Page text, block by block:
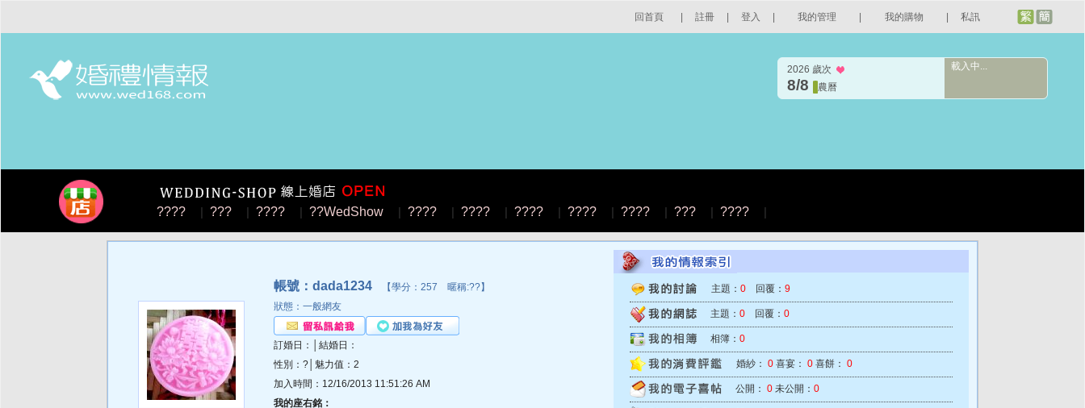
回首頁 註冊 登入 我的管理 我的購物 私訊
2026 歲次
8/8 農曆
載入中...
???? | ??? | ???? | ??WedShow | ???? | ???? | ???? | ???? | ???? | ??? | ???? |
帳號：dada1234 【學分：257 暱稱:??】
狀態：一般網友
訂婚日：│結婚日：
性別：?│魅力值：2
加入時間：12/16/2013 11:51:26 AM
我的座右銘：
主題： 0 回覆： 9
主題： 0 回覆： 0
相簿： 0
婚紗： 0 喜宴： 0 喜餅： 0
公開： 0 未公開： 0